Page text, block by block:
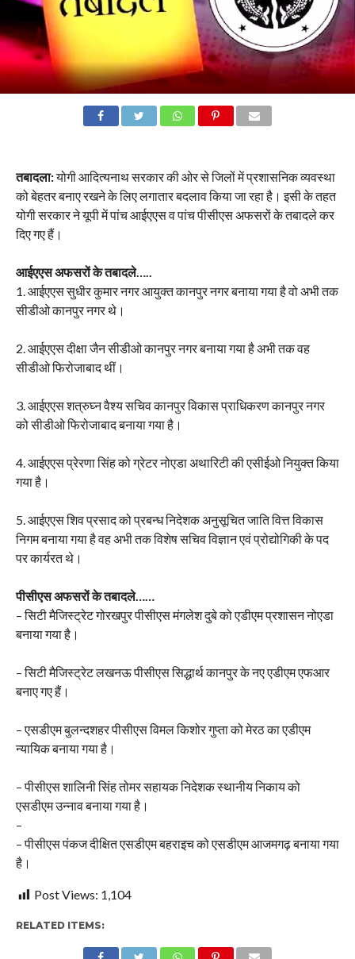
तबादला:योगी आदित्यनाथ सरकार की ओर से जिलों में प्रशासनिक व्यवस्था
को बेहतर बनाए रखने के लिए लगातार बदलाव किया जा रहा है। इसी के तहत
योगी सरकार ने यूपी में पांच आईएएस व पांच पीसीएस अफसरों के तबादले कर
दिए गए हैं।
आईएएस अफसरों के तबादले…..
1. आईएएस सुधीर कुमार नगर आयुक्त कानपुर नगर बनाया गया है वो अभी तक
सीडीओ कानपुर नगर थे।
2. आईएएस दीक्षा जैन सीडीओ कानपुर नगर बनाया गया है अभी तक वह
सीडीओ फिरोजाबाद थीं।
3. आईएएस शत्रुघ्न वैश्य सचिव कानपुर विकास प्राधिकरण कानपुर नगर
को सीडीओ फिरोजाबाद बनाया गया है।
4. आईएएस प्रेरणा सिंह को ग्रेटर नोएडा अथारिटी की एसीईओ नियुक्त किया
गया है।
5. आईएएस शिव प्रसाद को प्रबन्ध निदेशक अनुसूचित जाति वित्त विकास
निगम बनाया गया है वह अभी तक विशेष सचिव विज्ञान एवं प्रोद्योगिकी के पद
पर कार्यरत थे।
पीसीएस अफसरों के तबादले……
– सिटी मैजिस्ट्रेट गोरखपुर पीसीएस मंगलेश दुबे को एडीएम प्रशासन नोएडा
बनाया गया है।
– सिटी मैजिस्ट्रेट लखनऊ पीसीएस सिद्धार्थ कानपुर के नए एडीएम एफआर
बनाएगए हैं।
– एसडीएम बुलन्दशहर पीसीएस विमल किशोर गुप्ता को मेरठ का एडीएम
न्यायिक बनाया गया है।
– पीसीएस शालिनी सिंह तोमर सहायक निदेशक स्थानीय निकाय को
एसडीएम उन्नाव बनाया गया है।
–
– पीसीएस पंकज दीक्षित एसडीएम बहराइच को एसडीएम आजमगढ़ बनाया गया
है।
Post Views: 1,104
RELATED ITEMS: